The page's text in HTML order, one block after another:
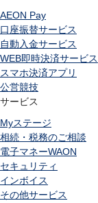
AEON Pay
口座振替サービス
自動入金サービス
WEB即時決済サービス
スマホ決済アプリ
公営競技
サービス
Myステージ
相続・税務のご相談
電子マネーWAON
セキュリティ
インボイス
その他サービス